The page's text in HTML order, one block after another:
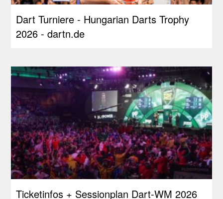
Dart Turniere - Hungarian Darts Trophy
2026 - dartn.de
Ticketinfos + Sessionplan Dart-WM 2026